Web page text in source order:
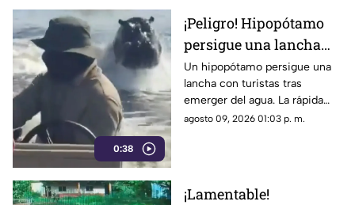
0:38
¡Peligro! Hipopótamo
persigue una lancha
llena de turistas |
VIDEO
Un hipopótamo persigue una
lancha con turistas tras
emerger del agua. La rápida
reacción del guía evitó un
agosto 09, 2026 01:03 p. m.
¡Lamentable!